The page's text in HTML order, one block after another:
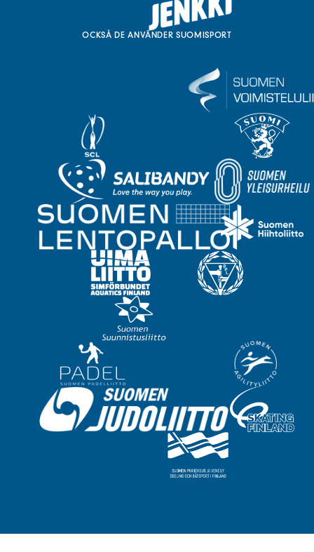
OCKSÅ DE ANVÄNDER SUOMISPORT